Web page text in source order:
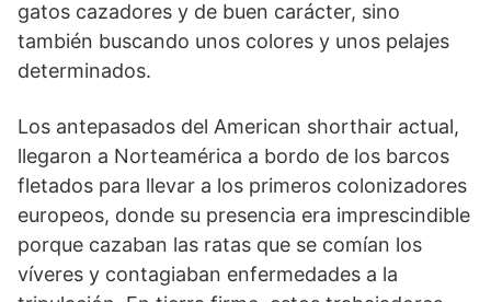
gatos cazadores y de buen carácter, sino
también buscando unos colores y unos pelajes
determinados.
Los antepasados del American shorthair actual,
llegaron a Norteamérica a bordo de los barcos
fletados para llevar a los primeros colonizadores
europeos, donde su presencia era imprescindible
porque cazaban las ratas que se comían los
víveres y contagiaban enfermedades a la